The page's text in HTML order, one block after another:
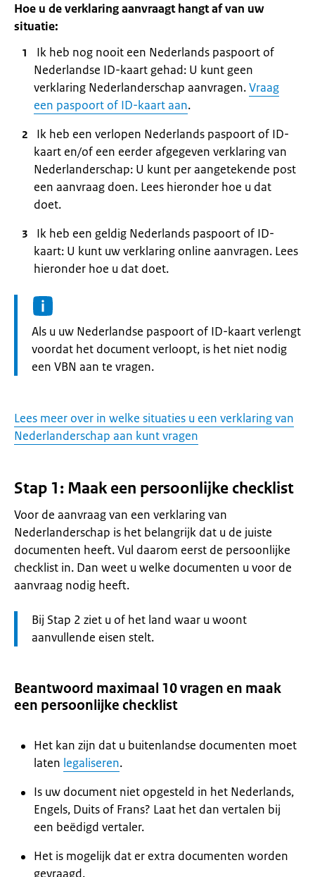
Hoe u de verklaring aanvraagt hangt af van uw
situatie:
Ik heb nog nooit een Nederlands paspoort of
Nederlandse ID-kaart gehad: U kunt geen
verklaring Nederlanderschap aanvragen.Vraag
een paspoort of ID-kaart aan.
Ik heb een verlopen Nederlands paspoort of ID-
kaart en/of een eerder afgegeven verklaring van
Nederlanderschap: U kunt per aangetekende post
een aanvraag doen. Lees hieronder hoe u dat
doet.
Ik heb een geldig Nederlands paspoort of ID-
kaart: U kunt uw verklaring online aanvragen. Lees
hieronder hoe u dat doet.
Informatie:
Als u uw Nederlandse paspoort of ID-kaart verlengt
voordat het document verloopt, is het niet nodig
een VBN aan te vragen.
Lees meer over in welke situaties u een verklaring van
Nederlanderschap aan kunt vragen
Stap 1: Maak een persoonlijke checklist
Voor de aanvraag van een verklaring van
Nederlanderschap is het belangrijk dat u de juiste
documenten heeft. Vul daarom eerst de persoonlijke
checklist in. Dan weet u welke documenten u voor de
aanvraag nodig heeft.
Let
op:
Bij Stap 2 ziet u of het land waar u woont
aanvullende eisen stelt.
Beantwoord maximaal 10 vragen en maak
een persoonlijke checklist
Het kan zijn dat u buitenlandse documenten moet
laten legaliseren.
Is uw document niet opgesteld in het Nederlands,
Engels, Duits of Frans? Laat het dan vertalen bij
een beëdigd vertaler.
Het is mogelijk dat er extra documenten worden
gevraagd.